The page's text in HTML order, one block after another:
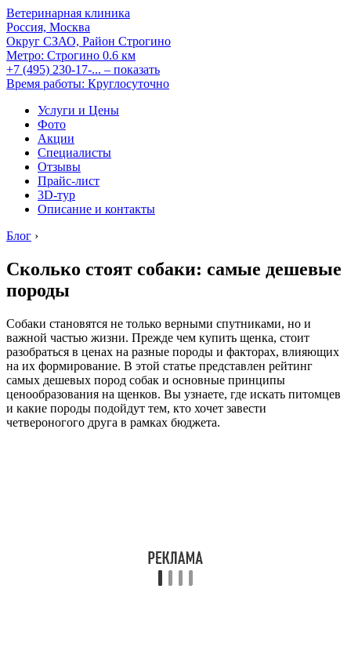
Ветеринарная клиника
Россия, Москва
Округ СЗАО, Район Строгино
Метро: Строгино 0.6 км
+7 (495) 230-17-... – показать
Время работы: Круглосуточно
Услуги и Цены
Фото
Акции
Специалисты
Отзывы
Прайс-лист
3D-тур
Описание и контакты
Блог ›
Сколько стоят собаки: самые дешевые
породы
Собаки становятся не только верными спутниками, но и
важной частью жизни. Прежде чем купить щенка, стоит
разобраться в ценах на разные породы и факторах, влияющих
на их формирование. В этой статье представлен рейтинг
самых дешевых пород собак и основные принципы
ценообразования на щенков. Вы узнаете, где искать питомцев
и какие породы подойдут тем, кто хочет завести
четвероногого друга в рамках бюджета.